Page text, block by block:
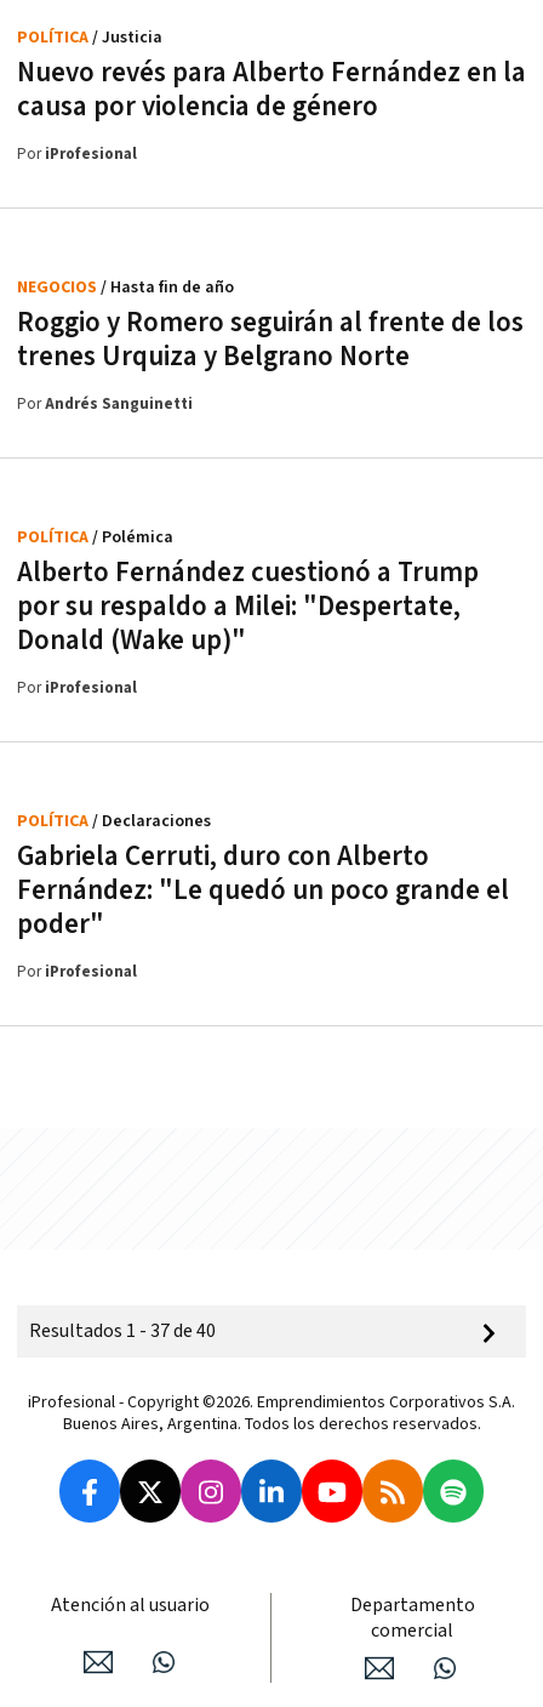
Nuevo revés para Alberto Fernández en la
causa por violencia de género
POLÍTICA/ Justicia
PoriProfesional
Roggio y Romero seguirán al frente de los
trenes Urquiza y Belgrano Norte
NEGOCIOS / Hasta fin de año
PorAndrés Sanguinetti
Alberto Fernández cuestionó a Trump
por su respaldo a Milei: "Despertate,
Donald (Wake up)"
POLÍTICA/ Polémica
PoriProfesional
Gabriela Cerruti, duro con Alberto
Fernández: "Le quedó un poco grande el
poder"
POLÍTICA/ Declaraciones
PoriProfesional
Resultados 1 - 37 de 40
iProfesional - Copyright ©2026. Emprendimientos Corporativos S.A.
Buenos Aires, Argentina. Todos los derechos reservados.
Atención al usuario
Departamento
comercial